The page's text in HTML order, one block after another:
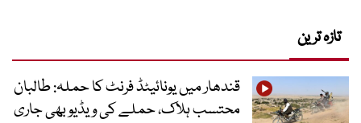
تازہ ترین
قندھار میں یونائیٹڈ فرنٹ کا حملہ: طالبان
محتسب ہلاک، حملے کی ویڈیو بھی جاری